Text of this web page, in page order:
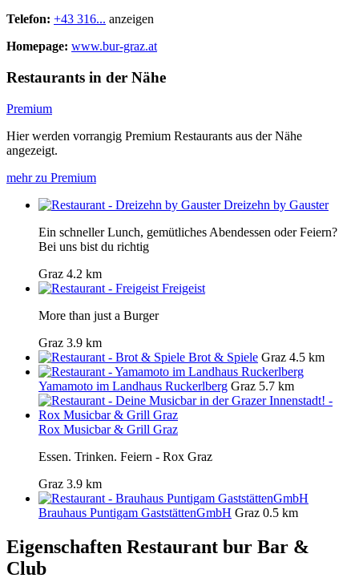
Telefon: +43 316... anzeigen
Homepage: www.bur-graz.at
Restaurants in der Nähe
Premium
Hier werden vorrangig Premium Restaurants aus der Nähe
angezeigt.
mehr zu Premium
Dreizehn by Gauster
Ein schneller Lunch, gemütliches Abendessen oder Feiern?
Bei uns bist du richtig
Graz 4.2 km
Freigeist
More than just a Burger
Graz 3.9 km
Brot & Spiele Graz 4.5 km
Yamamoto im Landhaus Ruckerlberg Graz 5.7 km
Rox Musicbar & Grill Graz
Essen. Trinken. Feiern - Rox Graz
Graz 3.9 km
Brauhaus Puntigam GaststättenGmbH Graz 0.5 km
Eigenschaften Restaurant bur Bar &
Club